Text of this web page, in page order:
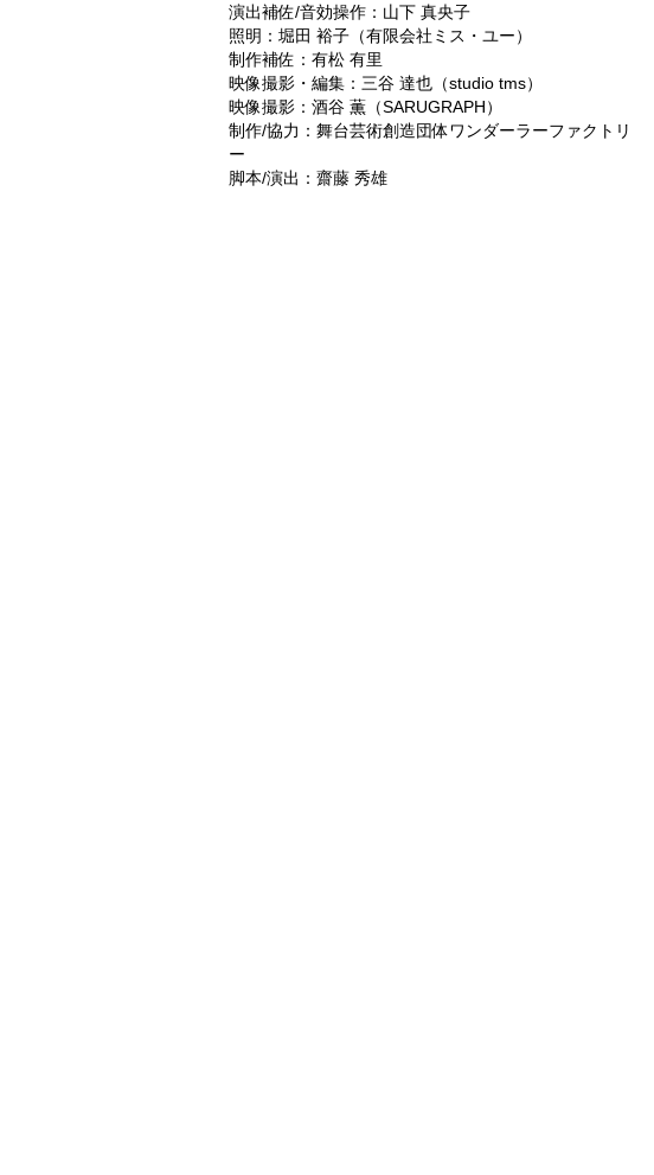
演出補佐/音効操作：山下 真央子
照明：堀田 裕子（有限会社ミス・ユー）
制作補佐：有松 有里
映像撮影・編集：三谷 達也（studio tms）
映像撮影：酒谷 薫（SARUGRAPH）
制作/協力：舞台芸術創造団体ワンダーラーファクトリ
ー
脚本/演出：齋藤 秀雄